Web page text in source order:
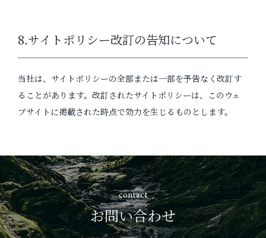
8.サイトポリシー改訂の告知について
当社は、サイトポリシーの全部または一部を予告なく改訂す
ることがあります。改訂されたサイトポリシーは、このウェ
ブサイトに掲載された時点で効力を生じるものとします。
お問い合わせ
contact